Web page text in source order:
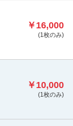
￥16,000
(1枚のみ)
￥10,000
(1枚のみ)